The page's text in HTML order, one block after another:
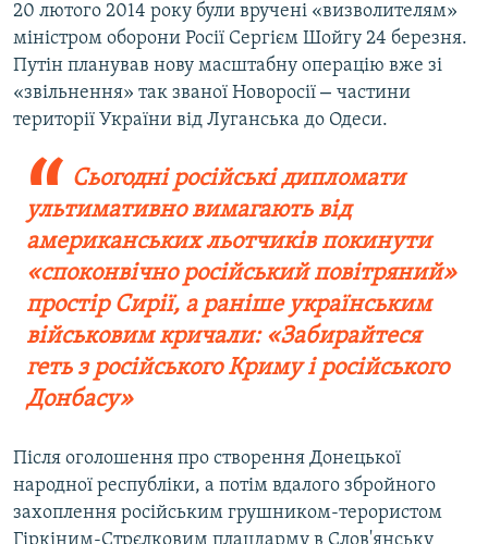
20 лютого 2014 року були вручені «визволителям»
міністром оборони Росії Сергієм Шойгу 24 березня.
Путін планував нову масштабну операцію вже зі
«звільнення» так званої Новоросії – частини
території України від Луганська до Одеси.
Сьогодні російські дипломати
ультимативно вимагають від
американських льотчиків покинути
«споконвічно російський повітряний»
простір Сирії, а раніше українським
військовим кричали: «Забирайтеся
геть з російського Криму і російського
Донбасу»
Після оголошення про створення Донецької
народної республіки, а потім вдалого збройного
захоплення російським грушником-терористом